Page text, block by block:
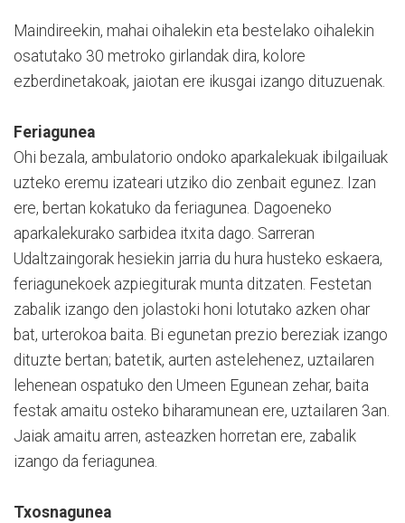
Maindireekin, mahai oihalekin eta bestelako oihalekin
osatutako 30 metroko girlandak dira, kolore
ezberdinetakoak, jaiotan ere ikusgai izango dituzuenak.
Feriagunea
Ohi bezala, ambulatorio ondoko aparkalekuak ibilgailuak
uzteko eremu izateari utziko dio zenbait egunez. Izan
ere, bertan kokatuko da feriagunea. Dagoeneko
aparkalekurako sarbidea itxita dago. Sarreran
Udaltzaingorak hesiekin jarria du hura husteko eskaera,
feriagunekoek azpiegiturak munta ditzaten. Festetan
zabalik izango den jolastoki honi lotutako azken ohar
bat, urterokoa baita. Bi egunetan prezio bereziak izango
dituzte bertan; batetik, aurten astelehenez, uztailaren
lehenean ospatuko den Umeen Egunean zehar, baita
festak amaitu osteko biharamunean ere, uztailaren 3an.
Jaiak amaitu arren, asteazken horretan ere, zabalik
izango da feriagunea.
Txosnagunea